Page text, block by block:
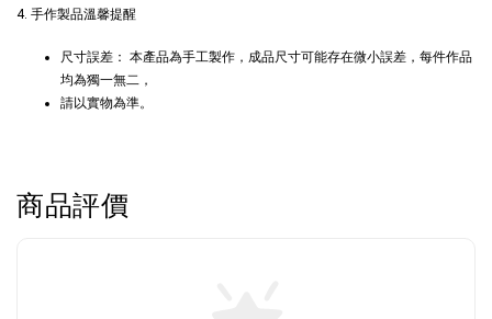
4. 手作製品溫馨提醒
尺寸誤差： 本產品為手工製作，成品尺寸可能存在微小誤差，每件作品
均為獨一無二，
請以實物為準。
商品評價